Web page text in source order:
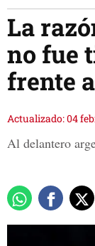
La
no fue
frente
Actualizado: 04
Al delantero